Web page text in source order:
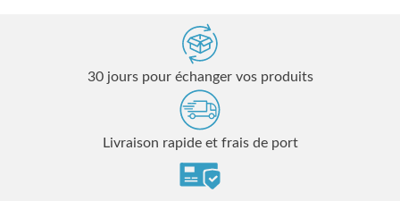
30 jours pour échanger vos produits
Livraison rapide et frais de port